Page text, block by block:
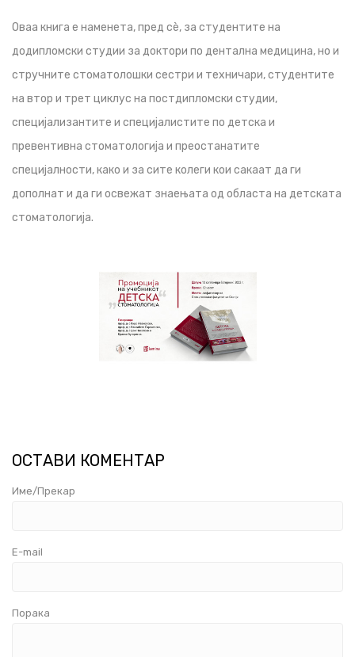
Оваа книга е наменета, пред сè, за студентите на
додипломски студии за доктори по дентална медицина, но и
стручните стоматолошки сестри и техничари, студентите
на втор и трет циклус на постдипломски студии,
специјализантите и специјалистите по детска и
превентивна стоматологија и преостанатите
специјалности, како и за сите колеги кои сакаат да ги
дополнат и да ги освежат знаењата од областа на детската
стоматологија.
ОСТАВИ КОМЕНТАР
Име/Прекар
E-mail
Порака